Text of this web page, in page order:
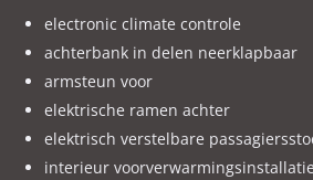
electronic climate controle
achterbank in delen neerklapbaar
armsteun voor
elektrische ramen achter
elektrisch verstelbare
interieur voorverwarmingsinstallatie